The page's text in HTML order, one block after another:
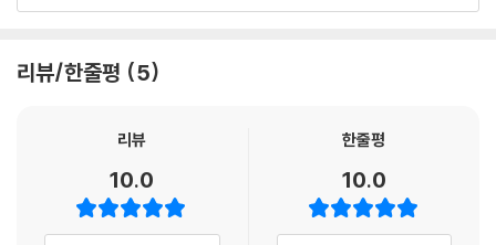
서운 논리력, 추리력도 자연스럽게 얻을 거예요.
정의로운 일에 용기를 내 가는 하이다와 친구들
〈이웃집 프로파일러 하이다의 사건 파일〉은 어린이 프로파일러 하이다와
친구들이 미스터리한 사건 파일을 중심으로 벌어지는 사건을 해결해 가며
리뷰/한줄평 5
리뷰
10.0
한줄평
10.0